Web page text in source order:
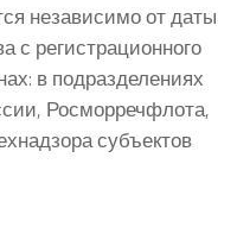
независимо от даты
с регистрационного
в подразделениях
Росморречфлота,
субъектов